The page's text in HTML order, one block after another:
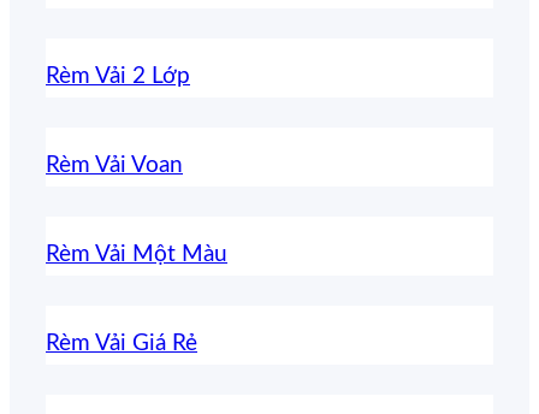
Rèm Vải 2 Lớp
Rèm Vải Voan
Rèm Vải Một Màu
Rèm Vải Giá Rẻ